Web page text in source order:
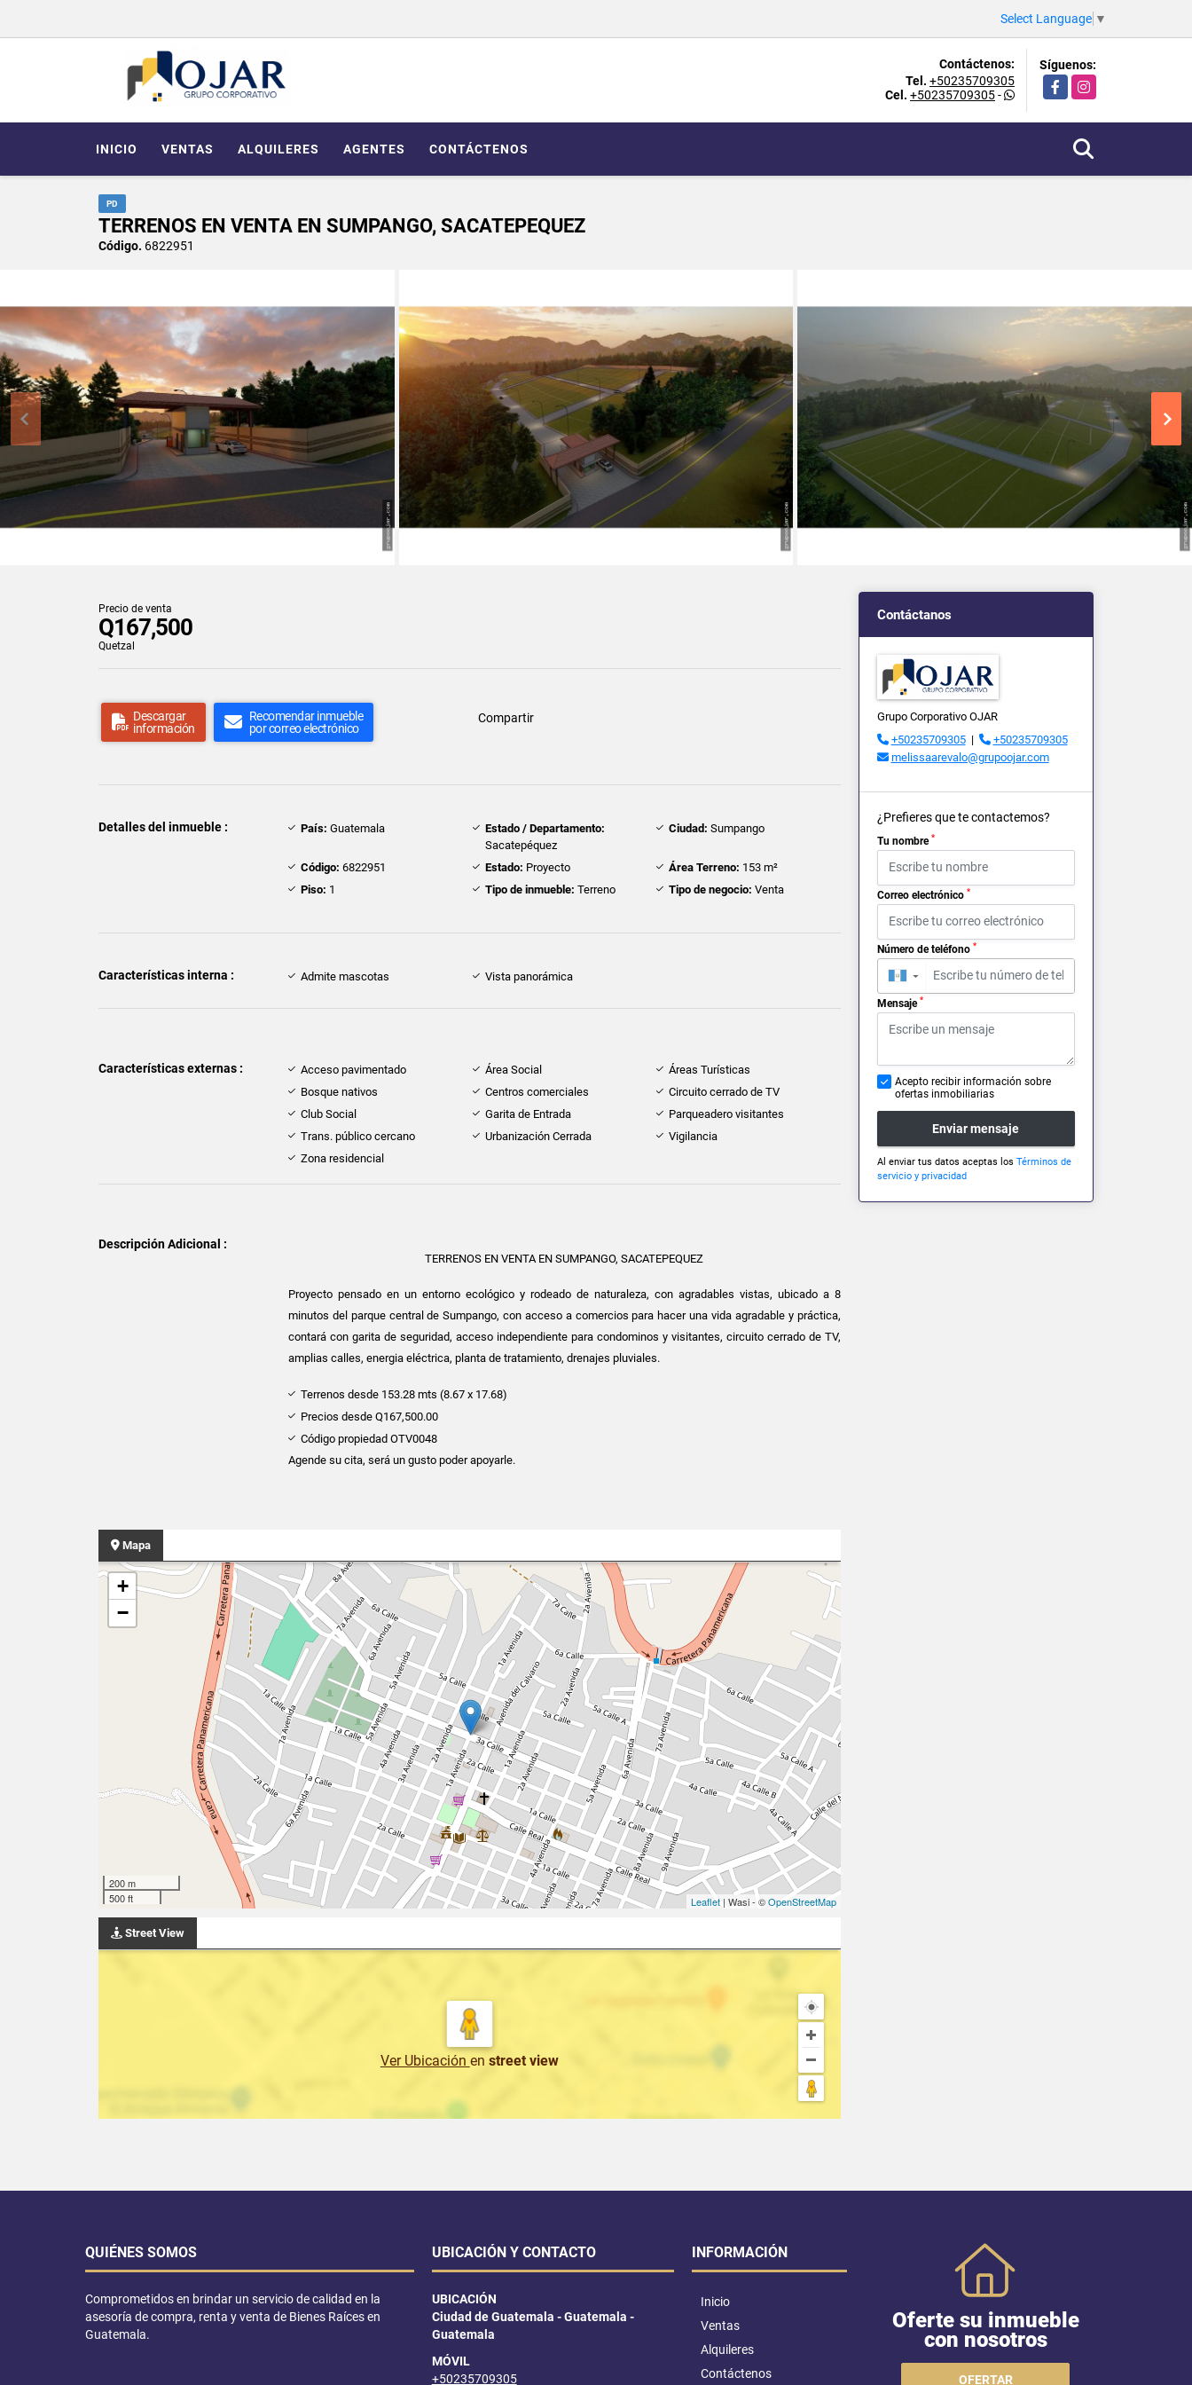
Select Language ▼
Contáctenos:
Tel. +50235709305
Cel. +50235709305-
Síguenos:
FacebookInstagram
INICIO VENTAS ALQUILERES AGENTES CONTÁCTENOS
PD
TERRENOS EN VENTA EN SUMPANGO, SACATEPEQUEZ
Código. 6822951
Precio de venta
Q167,500
Quetzal
Descargar
información
Recomendar inmueble
por correo electrónico
Compartir
Detalles del inmueble : País: Guatemala
Estado / Departamento:
Sacatepéquez
Ciudad: Sumpango
Código: 6822951 Estado: Proyecto Área Terreno: 153 m²
Piso: 1 Tipo de inmueble: Terreno Tipo de negocio: Venta
Características interna : Admite mascotas Vista panorámica
Características externas : Acceso pavimentado Área Social
Áreas Turísticas
Bosque nativos
Centros comerciales
Circuito cerrado de TV
Club Social
Garita de Entrada
Parqueadero visitantes
Trans. público cercano
Urbanización Cerrada
Vigilancia
Zona residencial
Descripción Adicional :
TERRENOS EN VENTA EN SUMPANGO, SACATEPEQUEZ
Proyecto pensado en un entorno ecológico y rodeado de naturaleza, con agradables vistas, ubicado a 8
minutos del parque central de Sumpango, con acceso a comercios para hacer una vida agradable y práctica,
contará con garita de seguridad, acceso independiente para condominos y visitantes, circuito cerrado de TV,
amplias calles, energia eléctrica, planta de tratamiento, drenajes pluviales.
Terrenos desde 153.28 mts (8.67 x 17.68)
Precios desde Q167,500.00
Código propiedad OTV0048
Agende su cita, será un gusto poder apoyarle.
Mapa
+
−
200 m
500 ft
Leaflet| Wasi - ©OpenStreetMap
Street View
Ver Ubicación en street view
Contáctanos
Grupo Corporativo OJAR
+50235709305|
+50235709305
melissaarevalo@grupoojar.com
¿Prefieres que te contactemos?
Tu nombre *
Correo electrónico *
Número de teléfono *
▼
Mensaje *
Acepto recibir información sobre
ofertas inmobiliarias
Enviar mensaje
Al enviar tus datos aceptas los Términos de
servicio y privacidad
QUIÉNES SOMOS
Comprometidos en brindar un servicio de calidad en la
asesoría de compra, renta y venta de Bienes Raíces en
Guatemala.
UBICACIÓN Y CONTACTO
UBICACIÓN
Ciudad de Guatemala - Guatemala -
Guatemala
MÓVIL
+50235709305
INFORMACIÓN
Inicio
Ventas
Alquileres
Contáctenos
Oferte su inmueble
con nosotros
OFERTAR